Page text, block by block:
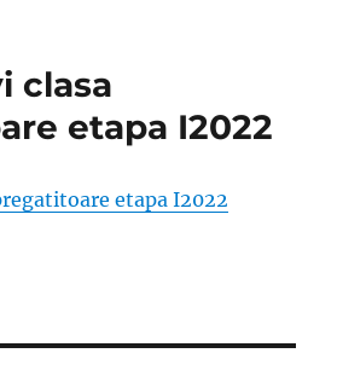
clasa
etapa I2022
etapa I2022